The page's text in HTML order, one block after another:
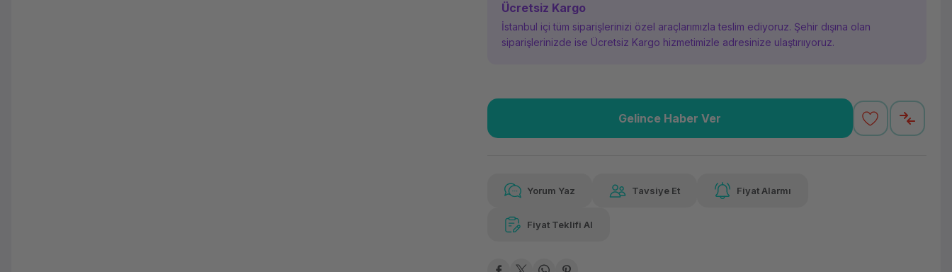
Ücretsiz Kargo
İstanbul içi tüm siparişlerinizi özel araçlarımızla teslim ediyoruz. Şehir dışına olan
siparişlerinizde ise Ücretsiz Kargo hizmetimizle adresinize ulaştırııyoruz.
Güvenilir Alışveriş
Gelince Haber Ver
Yorum Yaz Tavsiye Et Fiyat Alarmı
Fiyat Teklifi Al